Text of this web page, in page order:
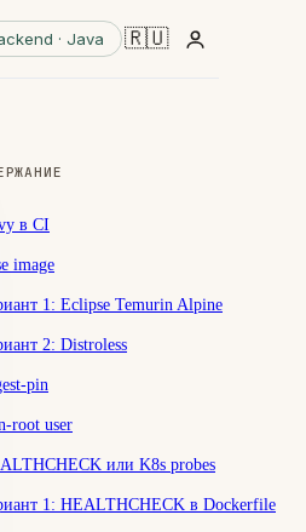
· Java 🇷🇺
в CI
image
1: Eclipse Temurin Alpine
2: Distroless
pin
root user
или K8s probes
1: HEALTHCHECK в Dockerfile